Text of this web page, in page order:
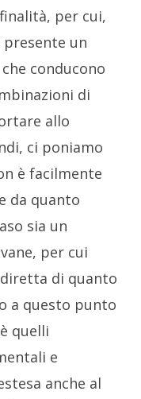
per cui,
un
conducono
di
allo
ci poniamo
è facilmente
da quanto
sia un
per cui
di quanto
a questo punto
quelli
e
anche al